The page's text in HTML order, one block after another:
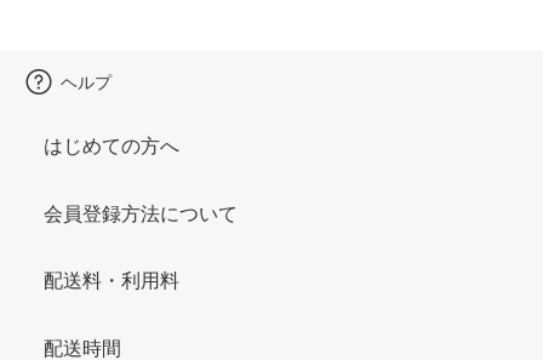
ヘルプ
はじめての方へ
会員登録方法について
配送料・利用料
配送時間